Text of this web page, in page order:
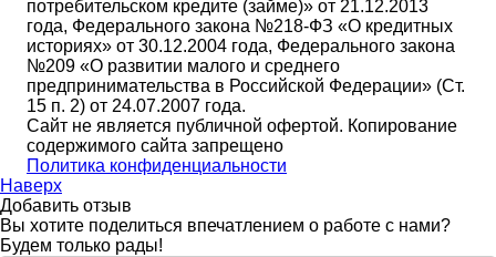
потребительском кредите (займе)» от 21.12.2013
года, Федерального закона №218-ФЗ «О кредитных
историях» от 30.12.2004 года, Федерального закона
№209 «О развитии малого и среднего
предпринимательства в Российской Федерации» (Ст.
15 п. 2) от 24.07.2007 года.
Сайт не является публичной офертой. Копирование
содержимого сайта запрещено
Политика конфиденциальности
Наверх
Добавить отзыв
Вы хотите поделиться впечатлением о работе с нами?
Будем только рады!